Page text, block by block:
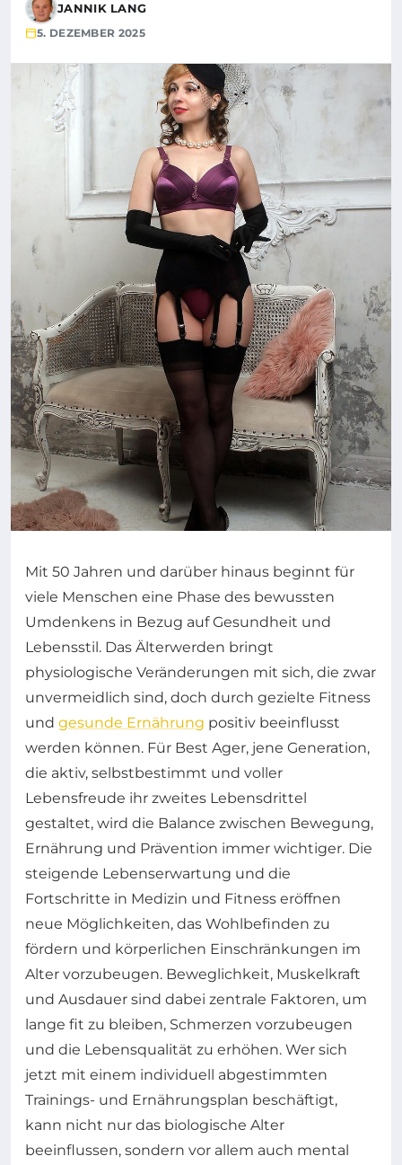
JANNIK LANG
5. DEZEMBER 2025
Mit 50 Jahren und darüber hinaus beginnt für
viele Menschen eine Phase des bewussten
Umdenkens in Bezug auf Gesundheit und
Lebensstil. Das Älterwerden bringt
physiologische Veränderungen mit sich, die zwar
unvermeidlich sind, doch durch gezielte Fitness
und gesunde Ernährung positiv beeinflusst
werden können. Für Best Ager, jene Generation,
die aktiv, selbstbestimmt und voller
Lebensfreude ihr zweites Lebensdrittel
gestaltet, wird die Balance zwischen Bewegung,
Ernährung und Prävention immer wichtiger. Die
steigende Lebenserwartung und die
Fortschritte in Medizin und Fitness eröffnen
neue Möglichkeiten, das Wohlbefinden zu
fördern und körperlichen Einschränkungen im
Alter vorzubeugen. Beweglichkeit, Muskelkraft
und Ausdauer sind dabei zentrale Faktoren, um
lange fit zu bleiben, Schmerzen vorzubeugen
und die Lebensqualität zu erhöhen. Wer sich
jetzt mit einem individuell abgestimmten
Trainings- und Ernährungsplan beschäftigt,
kann nicht nur das biologische Alter
beeinflussen, sondern vor allem auch mental